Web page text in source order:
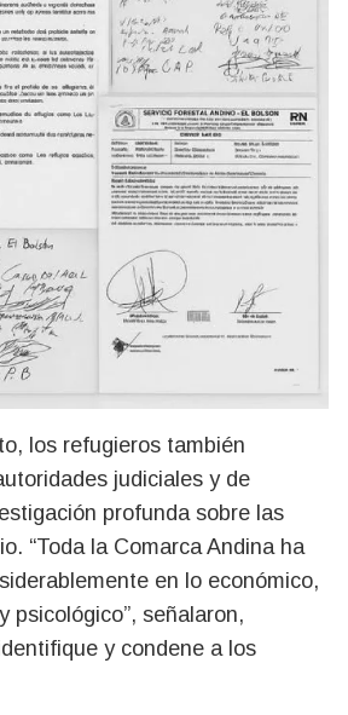
los refugieros también
judiciales y de
profunda sobre las
“Toda la Comarca Andina ha
en lo económico,
psicológico”, señalaron,
y condene a los